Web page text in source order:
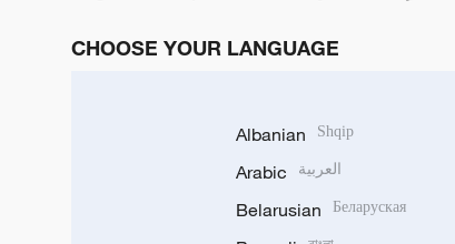
CHOOSE YOUR LANGUAGE
Albanian Shqip
Arabic العربية
Belarusian Беларуская